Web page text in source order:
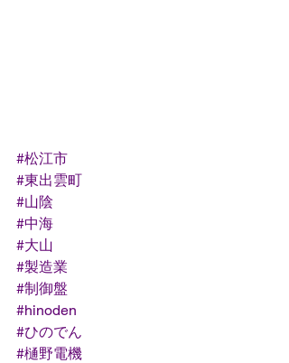
#松江市
#東出雲町
#山陰
#中海
#大山
#製造業
#制御盤
#hinoden
#ひのでん
#樋野電機